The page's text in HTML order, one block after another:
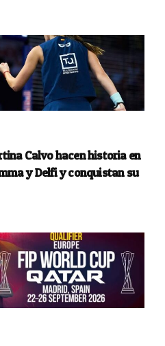
Calvo hacen historia en
y Delfi y conquistan su